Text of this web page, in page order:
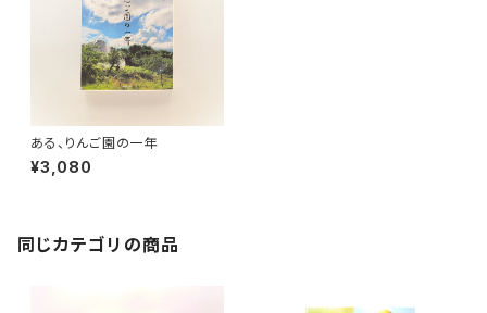
ある、りんご園の一年
¥3,080
同じカテゴリの商品